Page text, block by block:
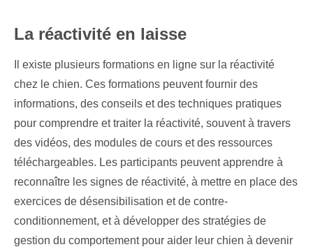
La réactivité en laisse
Il existe plusieurs formations en ligne sur la réactivité
chez le chien. Ces formations peuvent fournir des
informations, des conseils et des techniques pratiques
pour comprendre et traiter la réactivité, souvent à travers
des vidéos, des modules de cours et des ressources
téléchargeables. Les participants peuvent apprendre à
reconnaître les signes de réactivité, à mettre en place des
exercices de désensibilisation et de contre-
conditionnement, et à développer des stratégies de
gestion du comportement pour aider leur chien à devenir